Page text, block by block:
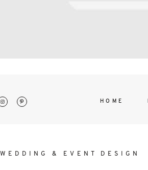
HOME
WEDDING & EVENT DESIGN